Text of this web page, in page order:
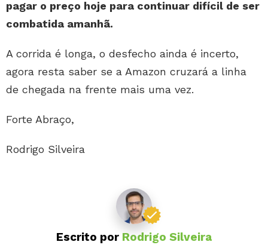
pagar o preço hoje para continuar difícil de ser
combatida amanhã.
A corrida é longa, o desfecho ainda é incerto,
agora resta saber se a Amazon cruzará a linha
de chegada na frente mais uma vez.
Forte Abraço,
Rodrigo Silveira
Escrito por Rodrigo Silveira